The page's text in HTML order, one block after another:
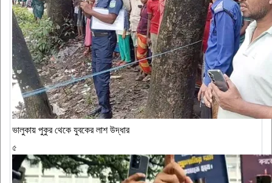
ভালুকায় পুকুর থেকে যুবকের লাশ উদ্ধার
৫